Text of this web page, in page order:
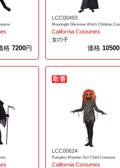
格 7200円
LCC00493
California Costumes
女の子
価格10500
LCC00624
Pumpkin Monster Girl Child Costume
California Costumes